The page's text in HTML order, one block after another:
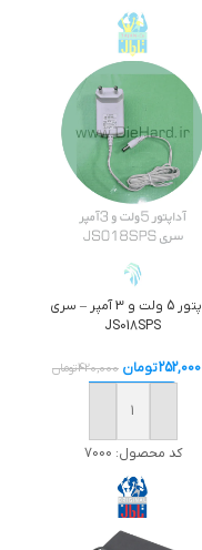
آداپتور 5 ولت و 3 آمپر – سری
JS018SPS
252,000تومان 420,000تومان
خرید
کد محصول: 7000